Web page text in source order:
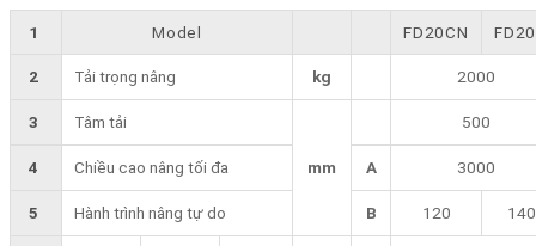
1 Model FD20CN
2 Tải trọng nâng kg 2000
3 Tâm tải
mm
500
4 Chiều cao nâng tối đa A 3000
5 Hành trình nâng tự do B 120 140